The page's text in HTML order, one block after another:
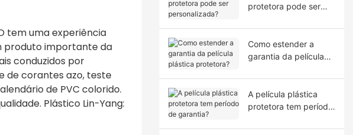
tem uma experiência
produto importante da
conduzidos por
de corantes azo, teste
de PVC colorido.
Plástico Lin-Yang:
protetora pode ser
Como estender a
garantia da película
A película plástica
protetora tem período